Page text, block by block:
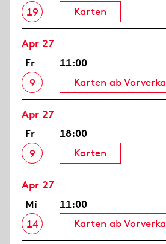
19
Karten
Apr 27
Fr
9
11:00
Karten ab
Apr 27
Fr
9
18:00
Karten
Apr 27
Mi
14
11:00
Karten ab